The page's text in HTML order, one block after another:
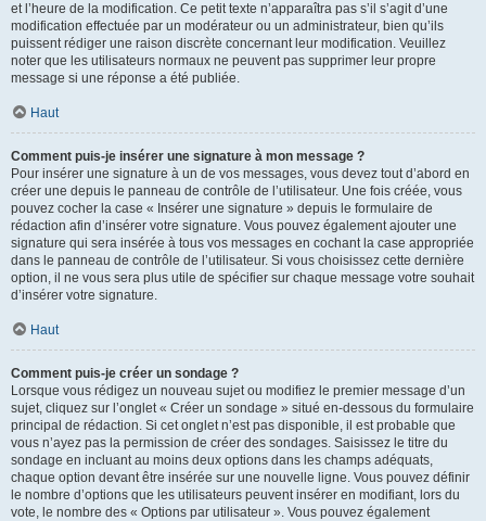
et l’heure de la modification. Ce petit texte n’apparaîtra pas s’il s’agit d’une
modification effectuée par un modérateur ou un administrateur, bien qu’ils
puissent rédiger une raison discrète concernant leur modification. Veuillez
noter que les utilisateurs normaux ne peuvent pas supprimer leur propre
message si une réponse a été publiée.
Haut
Comment puis-je insérer une signature à mon message ?
Pour insérer une signature à un de vos messages, vous devez tout d’abord en
créer une depuis le panneau de contrôle de l’utilisateur. Une fois créée, vous
pouvez cocher la case « Insérer une signature » depuis le formulaire de
rédaction afin d’insérer votre signature. Vous pouvez également ajouter une
signature qui sera insérée à tous vos messages en cochant la case appropriée
dans le panneau de contrôle de l’utilisateur. Si vous choisissez cette dernière
option, il ne vous sera plus utile de spécifier sur chaque message votre souhait
d’insérer votre signature.
Haut
Comment puis-je créer un sondage ?
Lorsque vous rédigez un nouveau sujet ou modifiez le premier message d’un
sujet, cliquez sur l’onglet « Créer un sondage » situé en-dessous du formulaire
principal de rédaction. Si cet onglet n’est pas disponible, il est probable que
vous n’ayez pas la permission de créer des sondages. Saisissez le titre du
sondage en incluant au moins deux options dans les champs adéquats,
chaque option devant être insérée sur une nouvelle ligne. Vous pouvez définir
le nombre d’options que les utilisateurs peuvent insérer en modifiant, lors du
vote, le nombre des « Options par utilisateur ». Vous pouvez également